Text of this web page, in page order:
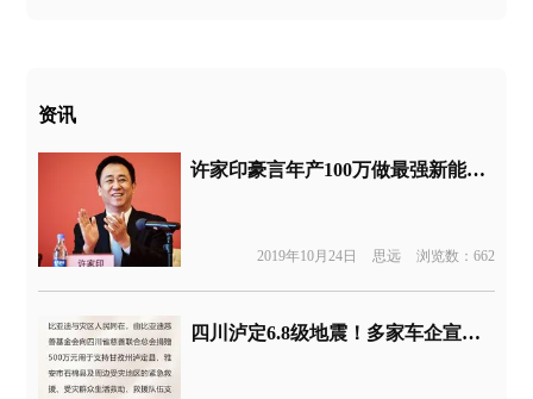
资讯
许家印豪言年产100万做最强新能源集团 网友：牛皮吹的有点大！
2019年10月24日 思远 浏览数：662
四川泸定6.8级地震！多家车企宣布捐款